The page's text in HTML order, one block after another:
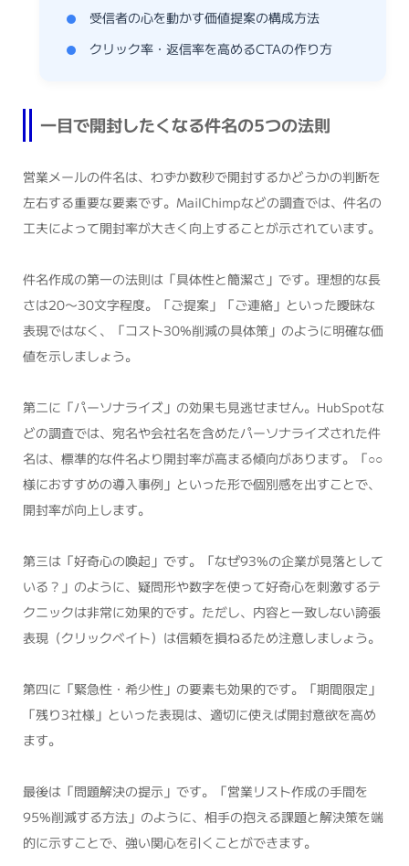
受信者の心を動かす価値提案の構成方法
クリック率・返信率を高めるCTAの作り方
一目で開封したくなる件名の5つの法則
営業メールの件名は、わずか数秒で開封するかどうかの判断を
左右する重要な要素です。MailChimpなどの調査では、件名の
工夫によって開封率が大きく向上することが示されています。
件名作成の第一の法則は「具体性と簡潔さ」です。理想的な長
さは20〜30文字程度。「ご提案」「ご連絡」といった曖昧な
表現ではなく、「コスト30%削減の具体策」のように明確な価
値を示しましょう。
第二に「パーソナライズ」の効果も見逃せません。HubSpotな
どの調査では、宛名や会社名を含めたパーソナライズされた件
名は、標準的な件名より開封率が高まる傾向があります。「○○
様におすすめの導入事例」といった形で個別感を出すことで、
開封率が向上します。
第三は「好奇心の喚起」です。「なぜ93%の企業が見落として
いる？」のように、疑問形や数字を使って好奇心を刺激するテ
クニックは非常に効果的です。ただし、内容と一致しない誇張
表現（クリックベイト）は信頼を損ねるため注意しましょう。
第四に「緊急性・希少性」の要素も効果的です。「期間限定」
「残り3社様」といった表現は、適切に使えば開封意欲を高め
ます。
最後は「問題解決の提示」です。「営業リスト作成の手間を
95%削減する方法」のように、相手の抱える課題と解決策を端
的に示すことで、強い関心を引くことができます。